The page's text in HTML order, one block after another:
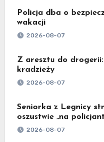
Policja dba o
wakacji
2026-08-07
Z aresztu do
kradzieży
2026-08-07
Seniorka z Legnicy
oszustwie „na
2026-08-07